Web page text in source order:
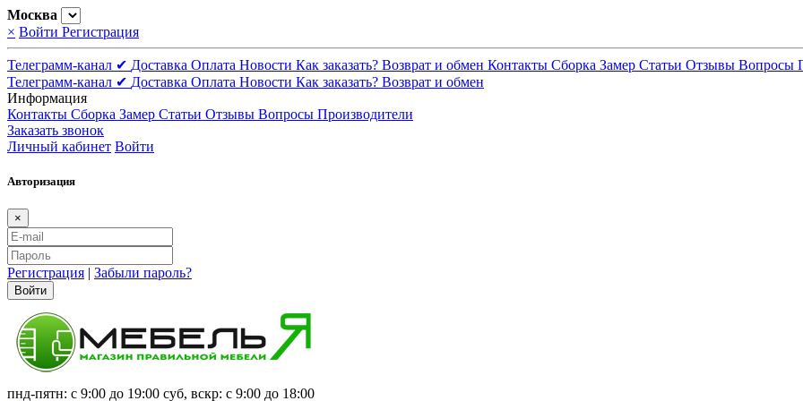
Москва
× Войти Регистрация
Телеграмм-канал ✔ Доставка Оплата Новости Как заказать? Возврат и обмен Контакты Сборка Замер Статьи Отзывы Вопросы
Телеграмм-канал ✔ Доставка Оплата Новости Как заказать? Возврат и обмен
Информация
Контакты Сборка Замер Статьи Отзывы Вопросы Производители
Заказать звонок
Личный кабинет Войти
Авторизация
×
Регистрация | Забыли пароль?
Войти
пнд-пятн: с 9:00 до 19:00 суб, вскр: с 9:00 до 18:00